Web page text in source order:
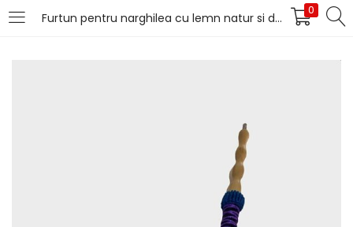
Furtun pentru narghilea cu lemn natur si detalii mov ,1.70 m 0
LOGIN